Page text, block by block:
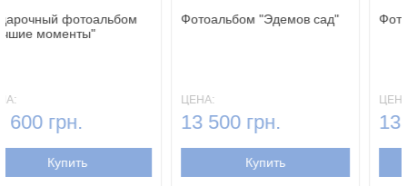
Подарочный фотоальбом
"Лучшие моменты"
16 600 грн.
Купить
Фотоальбом "Эдемов сад"
13 500 грн.
Купить